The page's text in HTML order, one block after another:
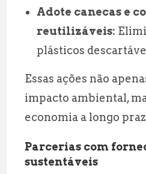
Adote canecas e
reutilizáveis:
plásticos
Essas ações não
impacto ambiental,
economia a longo
Parcerias com
sustentáveis